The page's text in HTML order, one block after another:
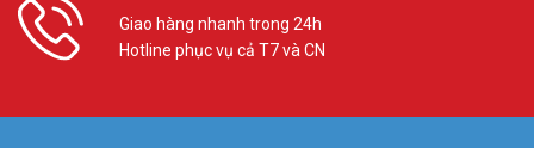
Giao hàng nhanh trong 24h
Hotline phục vụ cả T7 và CN